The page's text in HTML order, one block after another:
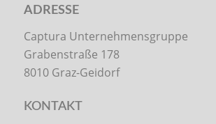
ADRESSE
Captura Unternehmensgruppe
Grabenstraße 178
8010 Graz-Geidorf
KONTAKT